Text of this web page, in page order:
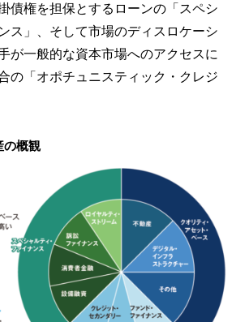
債権を担保とするローンの「スペシ
ス」、そして市場のディスロケーシ
が一般的な資本市場へのアクセスに
の「オポチュニスティック・クレジ
の概観